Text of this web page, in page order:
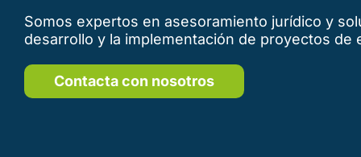
Somos expertos en asesoramiento jurídico y
desarrollo y la implementación de proyectos de
Contacta con nosotros